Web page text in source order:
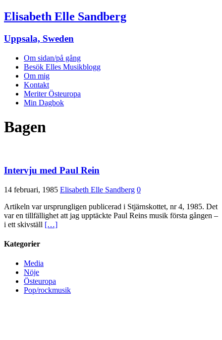
Elisabeth Elle Sandberg
Uppsala, Sweden
Om sidan/på gång
Besök Elles Musikblogg
Om mig
Kontakt
Meriter Östeuropa
Min Dagbok
Bagen
Intervju med Paul Rein
14 februari, 1985 Elisabeth Elle Sandberg 0
Artikeln var ursprungligen publicerad i Stjärnskottet, nr 4, 1985. Det
var en tillfällighet att jag upptäckte Paul Reins musik första gången –
i ett skivställ […]
Kategorier
Media
Nöje
Östeuropa
Pop/rockmusik